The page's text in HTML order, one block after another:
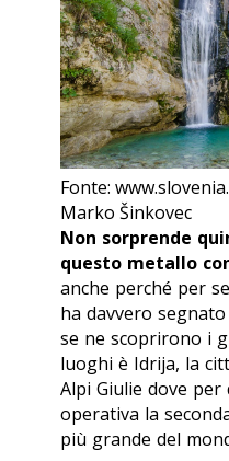
Fonte:
Marko Šinkovec
Non sorprende
questo metallo
anche perché per
ha davvero
se ne scoprirono i
luoghi è Idrija, la
Alpi Giulie dove
operativa la
più grande del